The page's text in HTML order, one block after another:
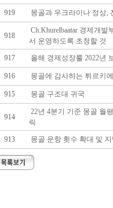
919 몽골과 우크라이나 정상,
918
Ch.Khurelbaatar 경제개
서 운영하도록 초청할 것
917
올해 경제성장룰 2022년
916 몽골에 감사하는 튀르키
915 몽골 구조대 귀국
914
22년 4분기 기준 몽골 월
릭
913
몽골 운항 횟수 확대 및